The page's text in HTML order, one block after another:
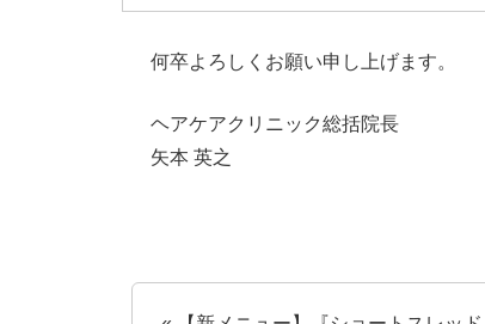
何卒よろしくお願い申し上げます。
ヘアケアクリニック総括院長
矢本 英之